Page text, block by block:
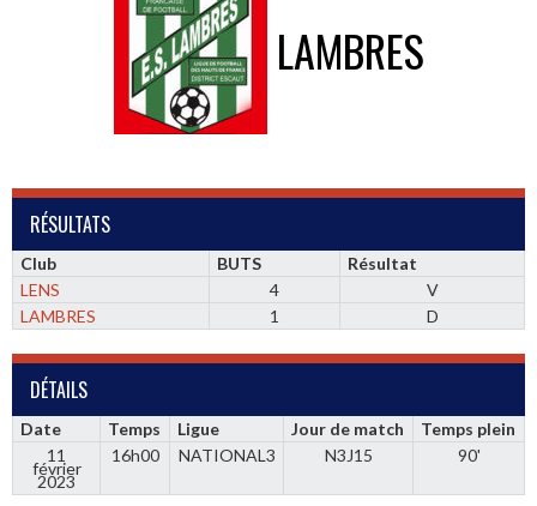
LAMBRES
RÉSULTATS
Club BUTS
Résultat
LENS
4
V
LAMBRES
1 D
DÉTAILS
Date Temps Ligue Jour de match
Temps plein
11
février
2023
16h00 NATIONAL3 N3J15 90'